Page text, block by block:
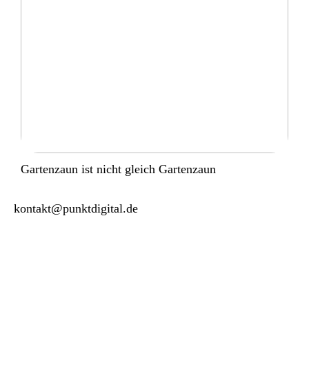
Gartenzaun ist nicht gleich Gartenzaun
kontakt@punktdigital.de